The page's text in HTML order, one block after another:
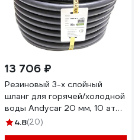
13 706 ₽
Резиновый 3-х слойный
шланг для горячей/холодной
воды Andycar 20 мм, 10 атм,
50 м H20
4.8(20)